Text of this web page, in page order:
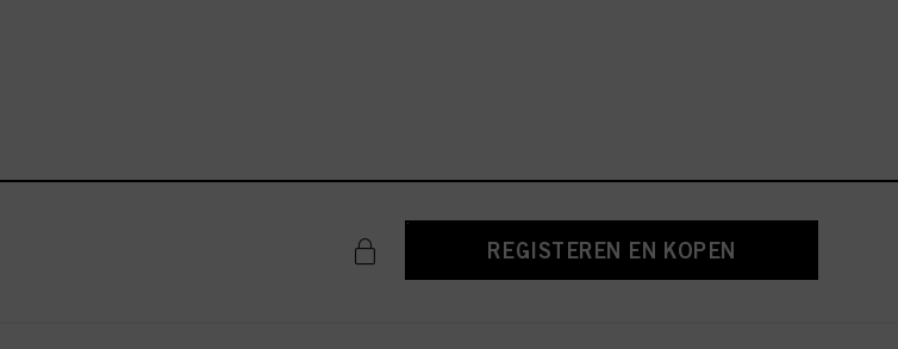
REGISTEREN EN KOPEN